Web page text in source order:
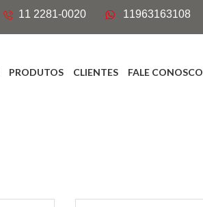
11 2281-0020 11963163108
PRODUTOS CLIENTES FALE CONOSCO